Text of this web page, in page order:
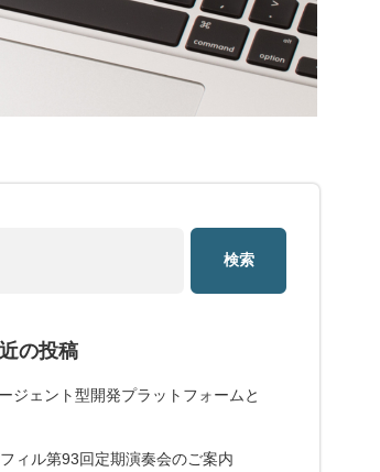
の投稿
ジェント型開発プラットフォームと
ィル第93回定期演奏会のご案内